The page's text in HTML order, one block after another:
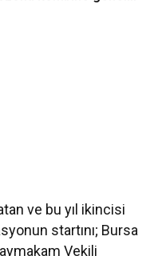
ve bu yıl ikincisi
startını; Bursa
Vekili